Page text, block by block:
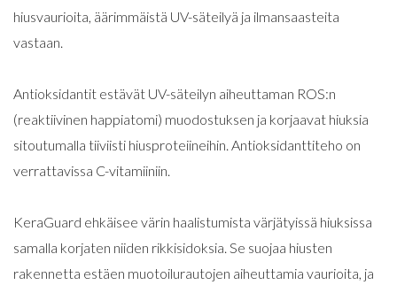
hiusvaurioita, äärimmäistä UV-säteilyä ja ilmansaasteita
vastaan.
Antioksidantit estävät UV-säteilyn aiheuttaman ROS:n
(reaktiivinen happiatomi) muodostuksen ja korjaavat hiuksia
sitoutumalla tiiviisti hiusproteiineihin. Antioksidanttiteho on
verrattavissa C-vitamiiniin.
KeraGuard ehkäisee värin haalistumista värjätyissä hiuksissa
samalla korjaten niiden rikkisidoksia. Se suojaa hiusten
rakennetta estäen muotoilurautojen aiheuttamia vaurioita, ja